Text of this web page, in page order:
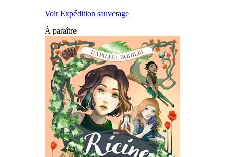
Voir Expédition sauvetage
À paraître